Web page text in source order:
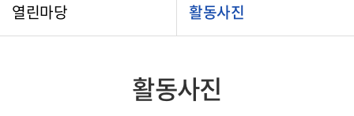
열린마당 활동사진
활동사진